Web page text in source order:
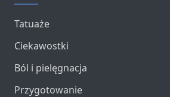
Tatuaże
Ciekawostki
Ból i pielęgnacja
Przygotowanie